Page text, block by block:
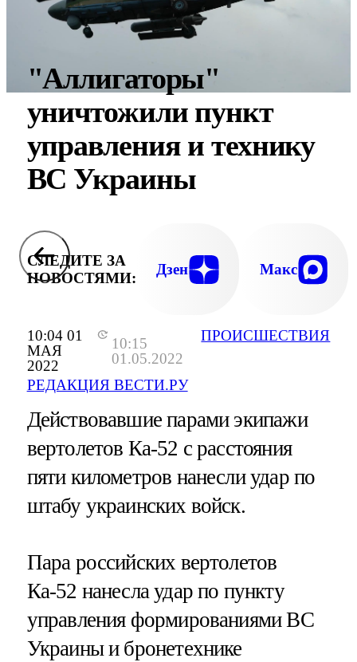
10:04 01
МАЯ
2022
10:15
01.05.2022
РЕДАКЦИЯ ВЕСТИ.РУ
ПРОИСШЕСТВИЯ
"Аллигаторы"
уничтожили пункт
управления и технику
ВС Украины
СЛЕДИТЕ ЗА
НОВОСТЯМИ:
Дзен Макс
Действовавшие парами экипажи
вертолетов Ка-52 с расстояния
пяти километров нанесли удар по
штабу украинских войск.
Пара российских вертолетов
Ка-52 нанесла удар по пункту
управления формированиями ВС
Украины и бронетехнике